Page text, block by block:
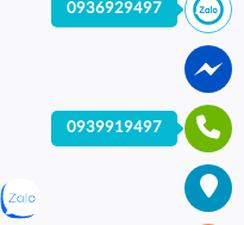
0936929497
0939919497